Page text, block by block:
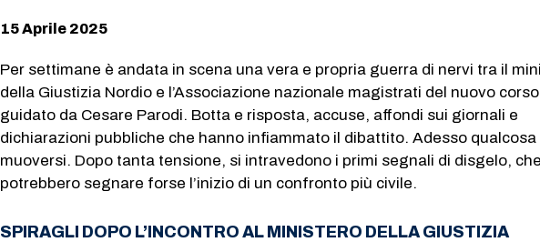
15 Aprile 2025
Per settimane è andata in scena una vera e propria guerra di nervi tra il
della Giustizia Nordio e l’Associazione nazionale magistrati del nuovo corso
guidato da Cesare Parodi. Botta e risposta, accuse, affondi sui giornali e
dichiarazioni pubbliche che hanno infiammato il dibattito. Adesso qualcosa
muoversi. Dopo tanta tensione, si intravedono i primi segnali di disgelo, che
potrebbero segnare forse l’inizio di un confronto più civile.
SPIRAGLI DOPO L’INCONTRO AL MINISTERO DELLA GIUSTIZIA